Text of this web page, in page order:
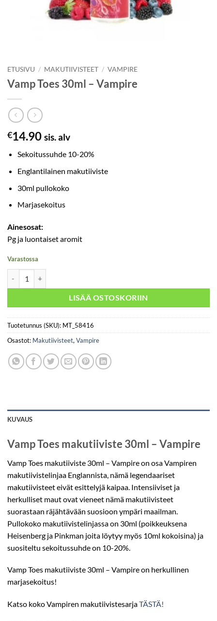
ETUSIVU / MAKUTIIVISTEET / VAMPIRE
Vamp Toes 30ml – Vampire
€14.90 sis. alv
Sekoitussuhde 10-20%
Englantilainen makutiiviste
30ml pullokoko
Marjasekoitus
Ainesosat:
Pg ja luontaiset aromit
Varastossa
LISÄÄ OSTOSKORIIN
Tuotetunnus (SKU): MT_58416
Osastot: Makutiivisteet, Vampire
KUVAUS
Vamp Toes makutiiviste 30ml – Vampire
Vamp Toes makutiiviste 30ml – Vampire on osa Vampiren
makutiivistelinjaa Englannista, nämä legendaariset
makutiivisteet eivät esittelyjä kaipaa. Intensiiviset ja
herkulliset maut ovat vieneet nämä makutiivisteet
suorastaan räjähtävään suosioon ympäri maailman.
Pullokoko makutiivistelinjassa on 30ml (poikkeuksena
Heisenberg ja Pinkman joita löytyy myös 10ml kokoisina) ja
suositeltu sekoitussuhde on 10-20%.
Vamp Toes makutiiviste 30ml – Vampire on herkullinen
marjasekoitus!
Katso koko Vampiren makutiivistesarjaTÄSTÄ!